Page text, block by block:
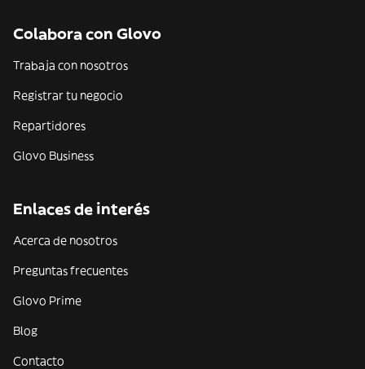
Colabora con Glovo
Trabaja con nosotros
Registrar tu negocio
Repartidores
Glovo Business
Enlaces de interés
Acerca de nosotros
Preguntas frecuentes
Glovo Prime
Blog
Contacto